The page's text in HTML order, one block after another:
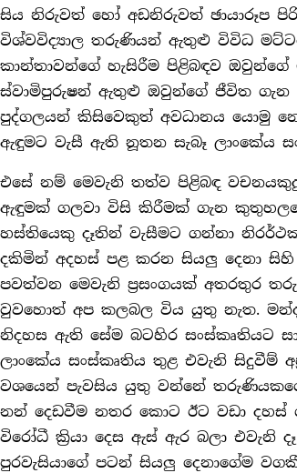
සිය නිරුවත් හෝ අඩනිරුවත් ඡායාරූප
විශ්වවිද්‍යාල තරුණියන් ඇතුළු විවිධ
කාන්තාවන්ගේ හැසිරීම පිළිබඳව
ස්වාමිපුරුෂන් ඇතුළු ඔවුන්ගේ ජීවිත ගැන
පුද්ගලයන් කිසිවෙකුත් අවධානය යොමු
ඇඳුමට වැසී ඇති නූතන සැබෑ ලාංකේය
එසේ නම් මෙවැනි තත්ව පිළිබඳ
ඇඳුමක් ගලවා විසි කිරීමක් ගැන
හස්තියෙකු දෑතින් වැසීමට ගන්නා
දකිමින් අදහස් පළ කරන සියලු දෙනා
පවත්වන මෙවැනි ප්‍රසංගයක් අතරතුර
වුවහොත් අප කලබල විය යුතු නැත.
නිදහස ඇති සේම බටහිර සංස්කෘතියට
ලාංකේය සංස්කෘතිය තුළ එවැනි සිදුවීම්
වශයෙන් පැවසිය යුතු වන්නේ
නන් දෙඩවීම නතර කොට ඊට වඩා දහස්
විරෝධී ක්‍රියා දෙස ඇස් ඇර බලා එවැනි
පුරවැසියාගේ පටන් සියලු දෙනාගේම